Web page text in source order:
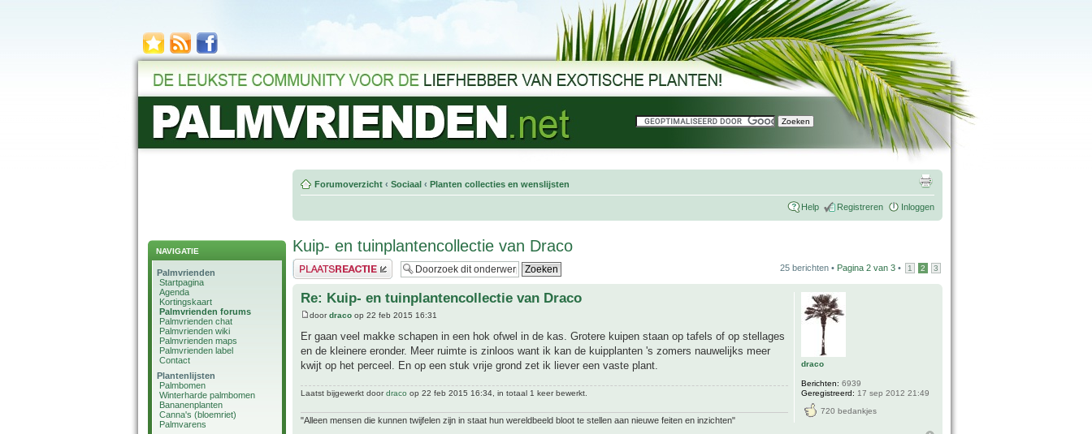
NAVIGATIE
Palmvrienden
Startpagina
Agenda
Kortingskaart
Palmvrienden forums
Palmvrienden chat
Palmvrienden wiki
Palmvrienden maps
Palmvrienden label
Contact
Plantenlijsten
Palmbomen
Winterharde palmbomen
Bananenplanten
Canna's (bloemriet)
Palmvarens
Forumoverzicht ‹ Sociaal ‹ Planten collecties en wenslijsten
Help Registreren Inloggen
Kuip- en tuinplantencollectie van Draco
Plaats een reactie 25 berichten • Pagina 2 van 3 • 1 2 3
Re: Kuip- en tuinplantencollectie van Draco
doordraco op 22 feb 2015 16:31
Er gaan veel makke schapen in een hok ofwel in de kas. Grotere kuipen staan op tafels of op stellages
en de kleinere eronder. Meer ruimte is zinloos want ik kan de kuipplanten 's zomers nauwelijks meer
kwijt op het perceel. En op een stuk vrije grond zet ik liever een vaste plant.
Laatst bijgewerkt doordraco op 22 feb 2015 16:34, in totaal 1 keer bewerkt.
"Alleen mensen die kunnen twijfelen zijn in staat hun wereldbeeld bloot te stellen aan nieuwe feiten en inzichten"
draco
Berichten: 6939
Geregistreerd: 17 sep 2012 21:49
720 bedankjes